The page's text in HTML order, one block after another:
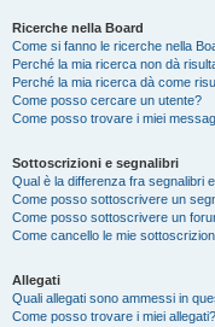
Ricerche nella Board
Come si fanno le ricerche nella
Perché la mia ricerca non dà
Perché la mia ricerca dà come
Come posso cercare un utente?
Come posso trovare i miei
Sottoscrizioni e segnalibri
Qual è la differenza fra segnalibri
Come posso sottoscrivere un
Come posso sottoscrivere un
Come cancello le mie
Allegati
Quali allegati sono ammessi in
Come posso trovare i miei allegati?